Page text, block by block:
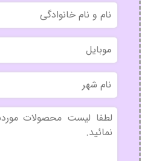
نام
و
نام
خانوادگی
موبایل
نام
شهر
بدون
عنوان